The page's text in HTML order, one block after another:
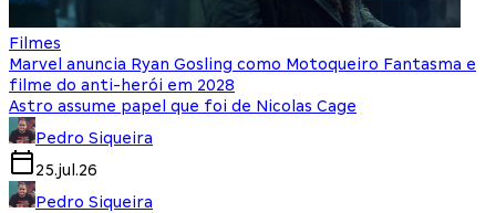
Filmes
Marvel anuncia Ryan Gosling como Motoqueiro Fantasma e
filme do anti-herói em 2028
Astro assume papel que foi de Nicolas Cage
Pedro Siqueira
25.jul.26
Pedro Siqueira